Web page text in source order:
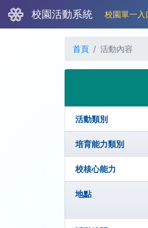
校園活動系統 校園單一入
首頁 活動內容
活動類別
培育能力類別
校核心能力
地點